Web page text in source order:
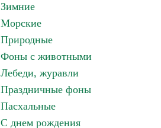
Зимние
Морские
Природные
Фоны с животными
Лебеди, журавли
Праздничные фоны
Пасхальные
С днем рождения